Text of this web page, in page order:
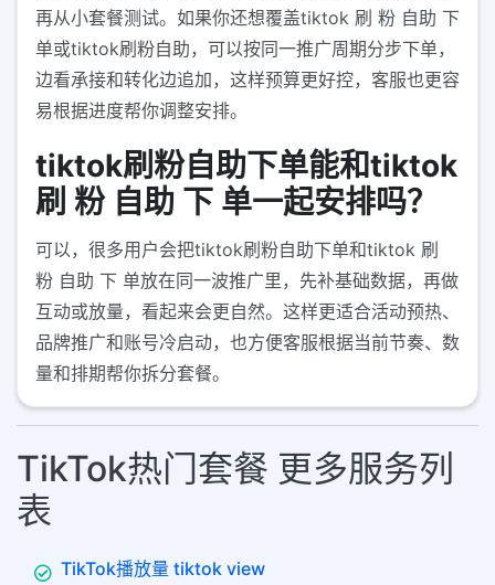
再从小套餐测试。如果你还想覆盖tiktok 刷 粉 自助 下
单或tiktok刷粉自助，可以按同一推广周期分步下单，
边看承接和转化边追加，这样预算更好控，客服也更容
易根据进度帮你调整安排。
tiktok刷粉自助下单能和tiktok
刷 粉 自助 下 单一起安排吗？
可以，很多用户会把tiktok刷粉自助下单和tiktok 刷
粉 自助 下 单放在同一波推广里，先补基础数据，再做
互动或放量，看起来会更自然。这样更适合活动预热、
品牌推广和账号冷启动，也方便客服根据当前节奏、数
量和排期帮你拆分套餐。
TikTok热门套餐 更多服务列
表
TikTok播放量 tiktok view